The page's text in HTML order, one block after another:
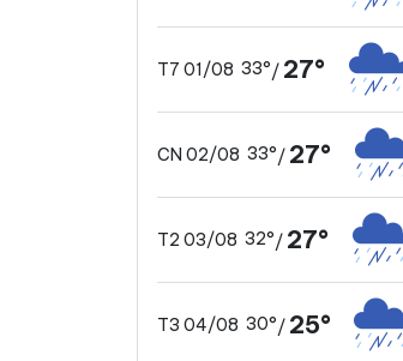
T7 01/08 33°/ 27°
CN 02/08 33°/ 27°
T2 03/08 32°/ 27°
T3 04/08 30°/ 25°